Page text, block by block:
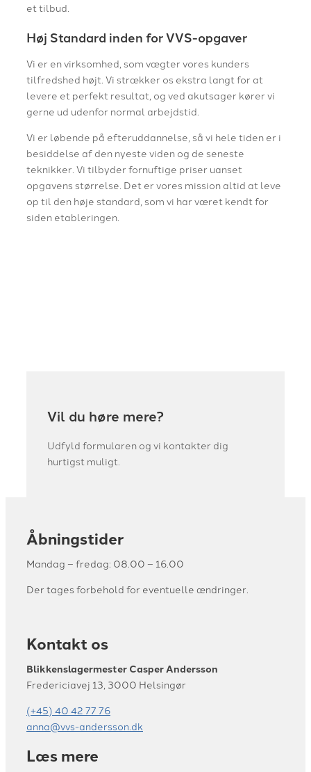
et tilbud.
​​Høj Standard inden for VVS-opgaver
Vi er en virksomhed, som vægter vores kunders
tilfredshed højt. Vi strækker os ekstra langt for at
levere et perfekt resultat, og ved akutsager kører vi
gerne ud udenfor normal arbejdstid.
​Vi er løbende på efteruddannelse, så vi hele tiden er i
besiddelse af den nyeste viden og de seneste
teknikker. Vi tilbyder fornuftige priser uanset
opgavens størrelse. Det er vores mission altid at leve
op til den høje standard, som vi har været kendt for
siden etableringen.
Vil du høre mere?
Udfyld formularen og vi kontakter dig
hurtigst muligt.
Åbningstider
Mandag – fredag: 08.00 – 16.00
​Der​ tages forbehold for eventuelle ændringer.
Kontakt os
Blikkenslagermester Casper Andersson
Fredericiavej 13, 3000 Helsingør
(+45) 40 42 77 76
anna@vvs-andersson.dk
Læs mere